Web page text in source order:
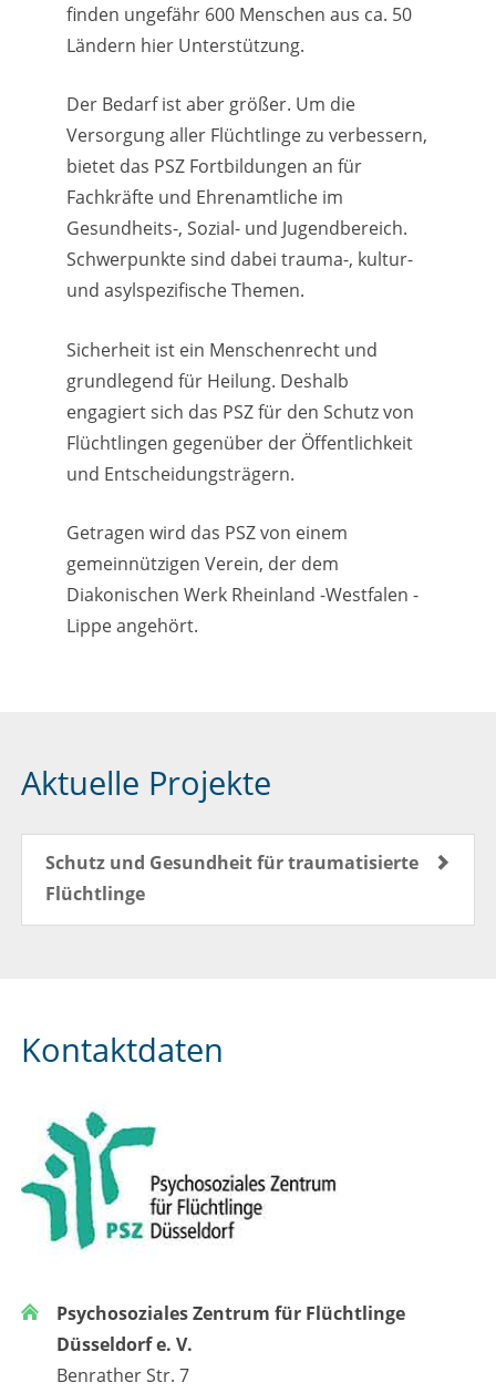
finden ungefähr 600 Menschen aus ca. 50
Ländern hier Unterstützung.
Der Bedarf ist aber größer. Um die
Versorgung aller Flüchtlinge zu verbessern,
bietet das PSZ Fortbildungen an für
Fachkräfte und Ehrenamtliche im
Gesundheits-, Sozial- und Jugendbereich.
Schwerpunkte sind dabei trauma-, kultur-
und asylspezifische Themen.
Sicherheit ist ein Menschenrecht und
grundlegend für Heilung. Deshalb
engagiert sich das PSZ für den Schutz von
Flüchtlingen gegenüber der Öffentlichkeit
und Entscheidungsträgern.
Getragen wird das PSZ von einem
gemeinnützigen Verein, der dem
Diakonischen Werk Rheinland -Westfalen -
Lippe angehört.
Aktuelle Projekte
Schutz und Gesundheit für traumatisierte
Flüchtlinge
Kontaktdaten
Psychosoziales Zentrum für Flüchtlinge
Düsseldorf e. V.
Benrather Str. 7